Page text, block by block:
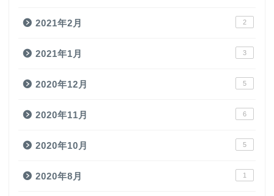
2021年2月 2
2021年1月 3
2020年12月 5
2020年11月 6
2020年10月 5
2020年8月 1